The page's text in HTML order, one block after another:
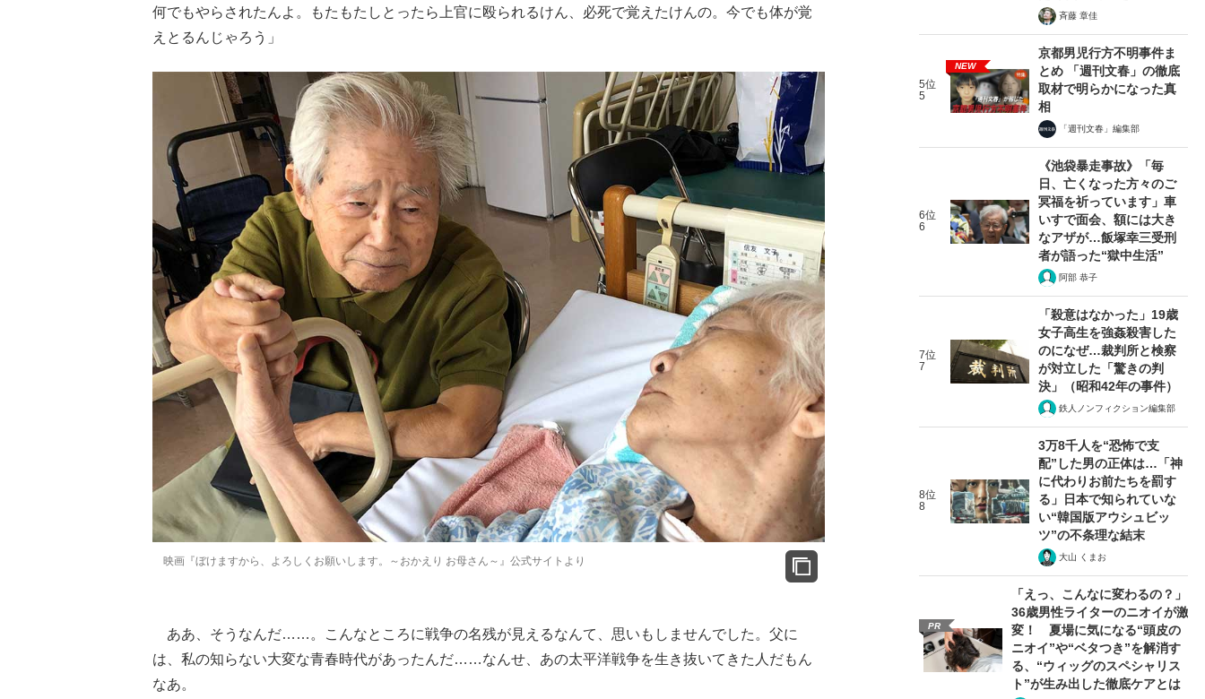
何でもやらされたんよ。もたもたしとったら上官に殴られるけん、必死で覚えたけんの。今でも体が覚
えとるんじゃろう」
映画『ぼけますから、よろしくお願いします。～おかえり お母さん～』公式サイトより
ああ、そうなんだ……。こんなところに戦争の名残が見えるなんて、思いもしませんでした。父に
は、私の知らない大変な青春時代があったんだ……なんせ、あの太平洋戦争を生き抜いてきた人だもん
なあ。
斉藤 章佳
5位
5
NEW
京都男児行方不明事件ま
とめ 「週刊文春」の徹底
取材で明らかになった真
相
「週刊文春」編集部
6位
6
《池袋暴走事故》「毎
日、亡くなった方々のご
冥福を祈っています」車
いすで面会、額には大き
なアザが…飯塚幸三受刑
者が語った“獄中生活”
阿部 恭子
7位
7
「殺意はなかった」19歳
女子高生を強姦殺害した
のになぜ…裁判所と検察
が対立した「驚きの判
決」（昭和42年の事件）
鉄人ノンフィクション編集部
8位
8
3万8千人を“恐怖で支
配”した男の正体は…「神
に代わりお前たちを罰す
る」日本で知られていな
い“韓国版アウシュビッ
ツ”の不条理な結末
大山 くまお
PR
「えっ、こんなに変わるの？」
36歳男性ライターのニオイが激
変！ 夏場に気になる“頭皮の
ニオイ”や“ベタつき”を解消す
る、“ウィッグのスペシャリス
ト”が生み出した徹底ケアとは